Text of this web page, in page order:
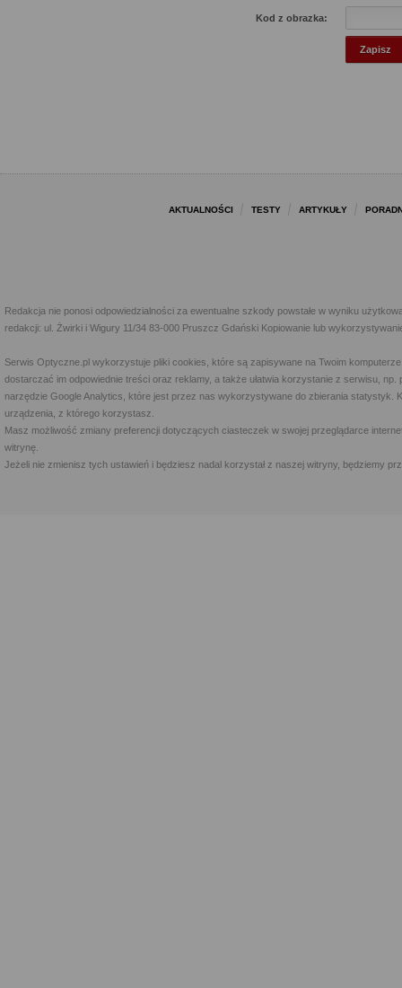
Kod z obrazka:
AKTUALNOŚCI TESTY ARTYKUŁY
Redakcja nie ponosi odpowiedzialności za ewentualne szkody powstałe w wyniku
redakcji: ul. Żwirki i Wigury 11/34 83-000 Pruszcz Gdański Kopiowanie lub
Serwis Optyczne.pl wykorzystuje pliki cookies, które są zapisywane na Twoim
dostarczać im odpowiednie treści oraz reklamy, a także ułatwia korzystanie z serwisu,
narzędzie Google Analytics, które jest przez nas wykorzystywane do zbierania statystyk.
urządzenia, z którego korzystasz.
Masz możliwość zmiany preferencji dotyczących ciasteczek w swojej przeglądarce
witrynę.
Jeżeli nie zmienisz tych ustawień i będziesz nadal korzystał z naszej witryny, będziemy